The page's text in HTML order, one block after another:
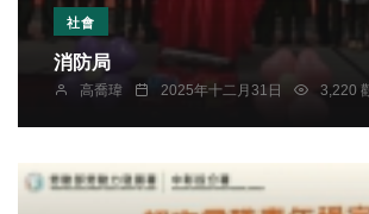
社會
消防局
高喬瑋 2025年十二月31日 3,220